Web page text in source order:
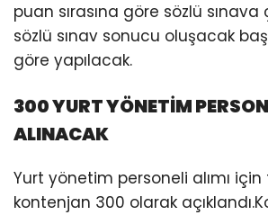
puan sırasına göre sözlü sınava
sözlü sınav sonucu oluşacak
göre yapılacak.
300 YURT YÖNETİM
ALINACAK
Yurt yönetim personeli alımı
kontenjan 300 olarak